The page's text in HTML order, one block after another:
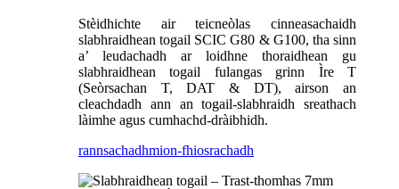
Stèidhichte air teicneòlas cinneasachaidh
slabhraidhean togail SCIC G80 & G100, tha sinn
a’ leudachadh ar loidhne thoraidhean gu
slabhraidhean togail fulangas grinn Ìre T
(Seòrsachan T, DAT & DT), airson an
cleachdadh ann an togail-slabhraidh sreathach
làimhe agus cumhachd-dràibhidh.
rannsachadhmion-fhiosrachadh